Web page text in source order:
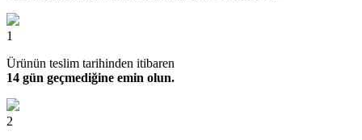
1
Ürünün teslim tarihinden itibaren
14 gün geçmediğine emin olun.
2